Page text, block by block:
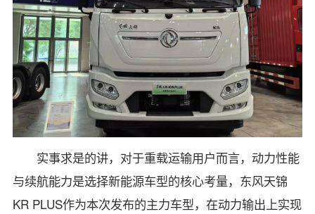
实事求是的讲，对于重载运输用户而言，动力性能
与续航能力是选择新能源车型的核心考量，东风天锦
KR PLUS作为本次发布的主力车型，在动力输出上实现